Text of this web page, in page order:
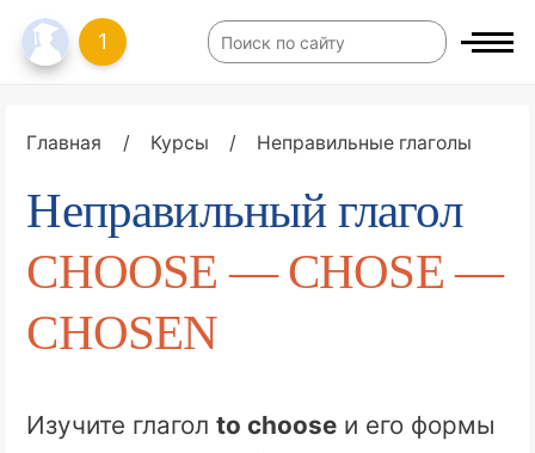
1
Главная / Курсы / Неправильные глаголы
Неправильный глагол
CHOOSE — CHOSE —
CHOSEN
Изучите глаголto choose и его формы